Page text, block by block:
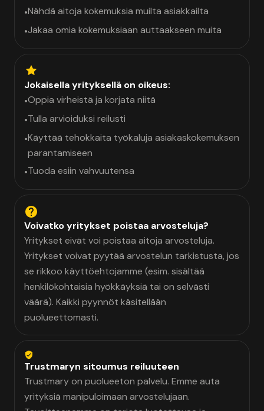
•Nähdä aitoja kokemuksia muilta asiakkailta
•Jakaa omia kokemuksiaan auttaakseen muita
Jokaisella yrityksellä on oikeus:
•Oppia virheistä ja korjata niitä
•Tulla arvioiduksi reilusti
•Käyttää tehokkaita työkaluja asiakaskokemuksen
parantamiseen
•Tuoda esiin vahvuutensa
Voivatko yritykset poistaa arvosteluja?
Yritykset eivät voi poistaa aitoja arvosteluja.
Yritykset voivat pyytää arvostelun tarkistusta, jos
se rikkoo käyttöehtojamme (esim. sisältää
henkilökohtaisia hyökkäyksiä tai on selvästi
väärä). Kaikki pyynnöt käsitellään
puolueettomasti.
Trustmaryn sitoumus reiluuteen
Trustmary on puolueeton palvelu. Emme auta
yrityksiä manipuloimaan arvostelujaan.